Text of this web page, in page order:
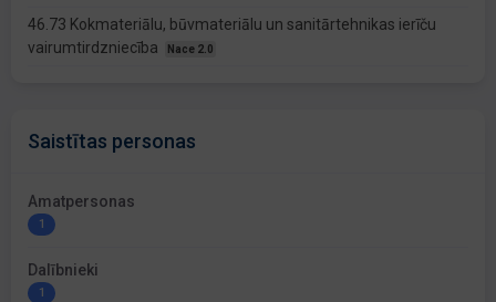
46.73 Kokmateriālu, būvmateriālu un sanitārtehnikas ierīču
vairumtirdzniecība
Nace 2.0
Saistītas personas
Amatpersonas
1
Dalībnieki
1